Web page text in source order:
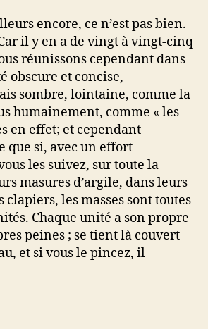
encore, ce n’est pas bien.
il y en a de vingt à vingt-cinq
réunissons cependant dans
obscure et concise,
sombre, lointaine, comme la
humainement, comme « les
en effet; et cependant
que si, avec un effort
les suivez, sur toute la
masures d’argile, dans leurs
les masses sont toutes
Chaque unité a son propre
peines ; se tient là couvert
et si vous le pincez, il